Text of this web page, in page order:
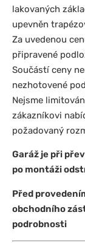
lakovaných
upevněn
Za uvedenou
připravené
Součástí ceny
nezhotovené
Nejsme
zákazníkovi
požadovaný
Garáž je při
po montáži
Před
obchodního
podrobnosti